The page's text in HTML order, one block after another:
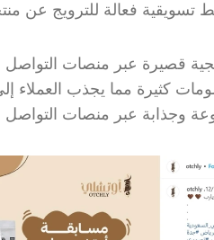
تسويقية فعالة للترويج عن
قصيرة عبر منصات التواصل
كثيرة مما يجذب العملاء
وجذابة عبر منصات التواصل